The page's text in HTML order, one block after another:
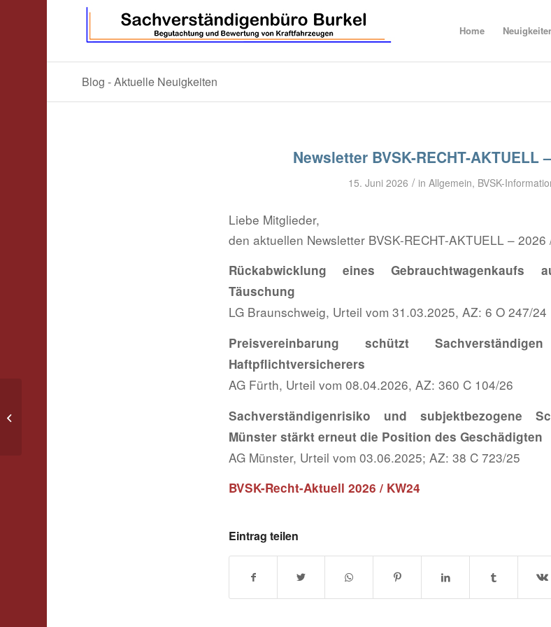
Home
Blog - Aktuelle Neuigkeiten
Newsletter BVSK-RECHT-AKTUELL
15. Juni 2026 / in Allgemein, BVSK-
Liebe Mitglieder,
den aktuellen Newsletter BVSK-RECHT-AKTUELL –
Rückabwicklung eines Gebrauchtwagenkaufs
Täuschung
LG Braunschweig, Urteil vom 31.03.2025, AZ: 6 O 247/24
Preisvereinbarung schützt
Haftpflichtversicherers
AG Fürth, Urteil vom 08.04.2026, AZ: 360 C 104/26
Sachverständigenrisiko und subjektbezogene
Münster stärkt erneut die Position des Geschädigten
AG Münster, Urteil vom 03.06.2025; AZ: 38 C 723/25
BVSK-Recht-Aktuell 2026 / KW24
Eintrag teilen